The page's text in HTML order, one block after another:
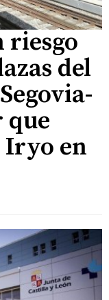
riesgo
del
Iryo en